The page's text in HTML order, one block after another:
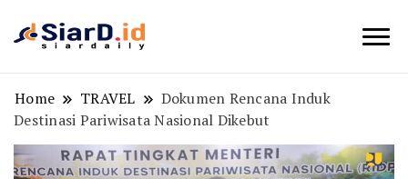
Home TRAVEL
Dokumen Rencana Induk
Destinasi Pariwisata Nasional Dikebut